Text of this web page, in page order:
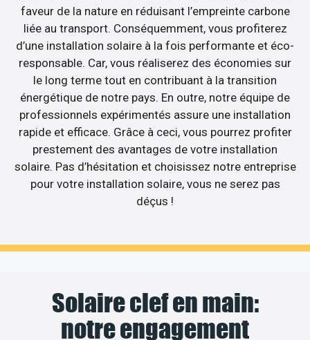
faveur de la nature en réduisant l’empreinte carbone
liée au transport. Conséquemment, vous profiterez
d’une installation solaire à la fois performante et éco-
responsable. Car, vous réaliserez des économies sur
le long terme tout en contribuant à la transition
énergétique de notre pays. En outre, notre équipe de
professionnels expérimentés assure une installation
rapide et efficace. Grâce à ceci, vous pourrez profiter
prestement des avantages de votre installation
solaire. Pas d’hésitation et choisissez notre entreprise
pour votre installation solaire, vous ne serez pas
déçus !
Solaire clef en main:
notre engagement